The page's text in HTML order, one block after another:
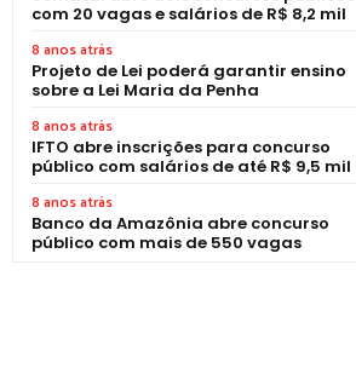
com 20 vagas e salários de R$ 8,2 mil
8 anos atrás
Projeto de Lei poderá garantir ensino
sobre a Lei Maria da Penha
8 anos atrás
IFTO abre inscrições para concurso
público com salários de até R$ 9,5 mil
8 anos atrás
Banco da Amazônia abre concurso
público com mais de 550 vagas